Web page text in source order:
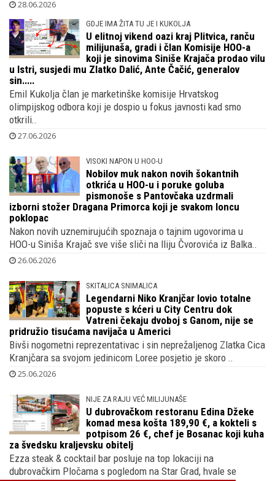
Bugojna, obični i vrijedni ljudi stvorili su šampiona
Prvim pogotkom koji je postigao Petar Sučić dogodio se
preokret i krenuli smo put pobjede protiv Gane pa ne čudi da je..
28.06.2026
GDJE IMA ŽITA TU JE I KUKOLJA
U elitnoj vikend oazi kraj Plitvica, ranču
milijunaša, gradi i član Komisije HOO-a
u Istri, susjedi mu Zlatko Dalić, Ante Čačić, generalov
Emil Kukolja član je marketinške komisije Hrvatskog
olimpijskog odbora koji je dospio u fokus javnosti kad smo
otkrili..
27.06.2026
VISOKI NAPON U HOO-U
Nobilov muk nakon novih šokantnih
otkrića u HOO-u i poruke goluba
poklopac
Nakon novih uznemirujućih spoznaja o tajnim ugovorima u
HOO-u Siniša Krajač sve više sliči na Iliju Čvorovića iz Balka..
26.06.2026
SKITALICA SNIMALICA
Legendarni Niko Kranjčar lovio totalne
pridružio tisućama navijača u Americi
Bivši nogometni reprezentativac i sin neprežaljenog Zlatka Cica
Kranjčara sa svojom jedinicom Loree posjetio je skoro ..
25.06.2026
NIJE ZA RAJU VEĆ MILIJUNAŠE